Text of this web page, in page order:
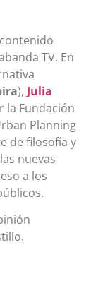
TV. En
), Julia
la Fundación
Planning
de filosofía y
nuevas
a los